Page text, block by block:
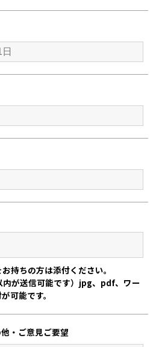
持ちの方は添付ください。
内が送信可能です）jpg、pdf、ワー
可能です。
・ご意見ご要望